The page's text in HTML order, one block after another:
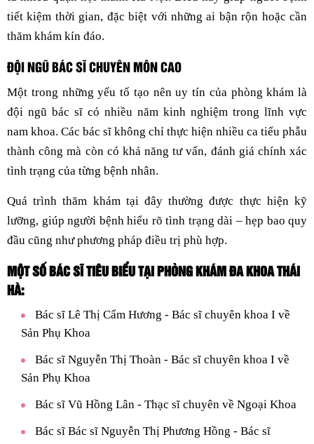
tiết kiệm thời gian, đặc biệt với những ai bận rộn hoặc cần
thăm khám kín đáo.
ĐỘI NGŨ BÁC SĨ CHUYÊN MÔN CAO
Một trong những yếu tố tạo nên uy tín của phòng khám là
đội ngũ bác sĩ có nhiều năm kinh nghiệm trong lĩnh vực
nam khoa. Các bác sĩ không chỉ thực hiện nhiều ca tiểu phẫu
thành công mà còn có khả năng tư vấn, đánh giá chính xác
tình trạng của từng bệnh nhân.
Quá trình thăm khám tại đây thường được thực hiện kỹ
lưỡng, giúp người bệnh hiểu rõ tình trạng dài – hẹp bao quy
đầu cũng như phương pháp điều trị phù hợp.
MỘT SỐ BÁC SĨ TIÊU BIỂU TẠI PHÒNG KHÁM ĐA KHOA THÁI
HÀ:
Bác sĩ Lê Thị Cẩm Hương - Bác sĩ chuyên khoa I về
Sản Phụ Khoa
Bác sĩ Nguyễn Thị Thoàn - Bác sĩ chuyên khoa I về
Sản Phụ Khoa
Bác sĩ Vũ Hồng Lân - Thạc sĩ chuyên về Ngoại Khoa
Bác sĩ Bác sĩ Nguyễn Thị Phương Hồng - Bác sĩ